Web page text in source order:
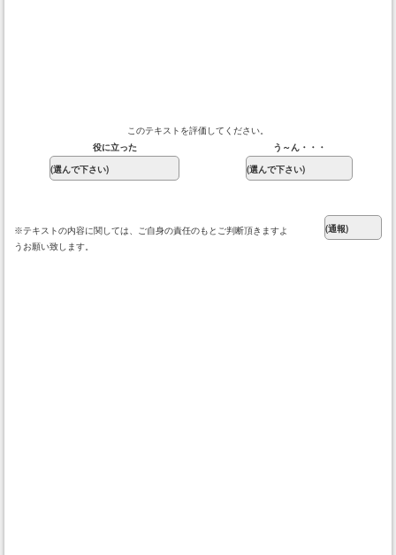
このテキストを評価してください。
役に立った
う～ん・・・
※テキストの内容に関しては、ご自身の責任のもとご判断頂きますよ
うお願い致します。